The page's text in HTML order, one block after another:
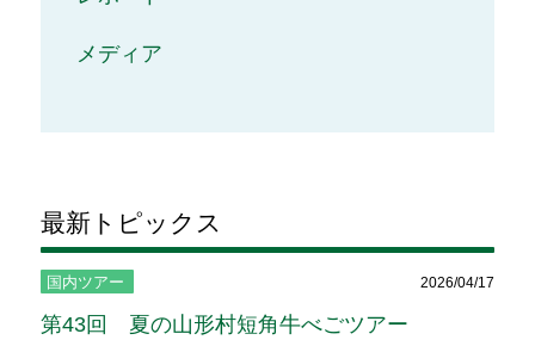
メディア
最新トピックス
国内ツアー 2026/04/17
第43回 夏の山形村短角牛べごツアー